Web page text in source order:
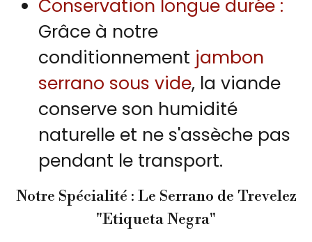
Conservation longue durée :
Grâce à notre
conditionnement jambon
serrano sous vide, la viande
conserve son humidité
naturelle et ne s'assèche pas
pendant le transport.
Notre Spécialité : Le Serrano de Trevelez
"Etiqueta Negra"